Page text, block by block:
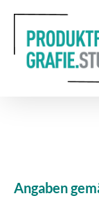
Angaben